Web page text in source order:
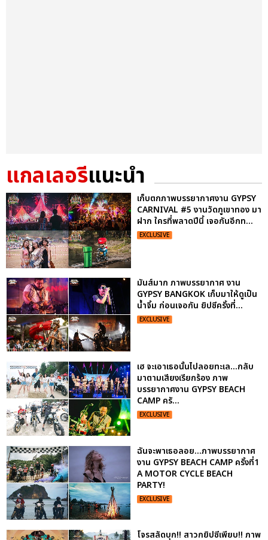
แกลเลอรีแนะนำ
เก็บตกภาพบรรยากาศงาน GYPSY
CARNIVAL #5 งานวัดภูเขาทอง มา
ฝาก ใครที่พลาดปีนี้ เจอกันอีกท...
EXCLUSIVE
มันส์มาก ภาพบรรยากาศ งาน
GYPSY BANGKOK เก็บมาให้ดูเป็น
น้ำจิ้ม ก่อนเจอกัน ยิปซีครั้งที่...
EXCLUSIVE
เฮ จะเอาเธอนั้นไปลอยทะเล...กลับ
มาตามเสียงเรียกร้อง ภาพ
บรรยากาศงาน GYPSY BEACH
CAMP ครั...
EXCLUSIVE
ฉันจะพาเธอลอย...ภาพบรรยากาศ
งาน GYPSY BEACH CAMP ครั้งที่1
A MOTOR CYCLE BEACH
PARTY!
EXCLUSIVE
โจรสลัดบุก!! สาวกยิปซีเพียบ!! ภาพ